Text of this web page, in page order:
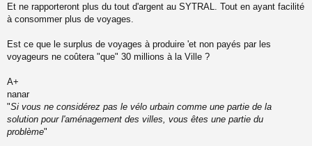
Et ne rapporteront plus du tout d'argent au SYTRAL. Tout en ayant facilité
à consommer plus de voyages.
Est ce que le surplus de voyages à produire 'et non payés par les
voyageurs ne coûtera "que" 30 millions à la Ville ?
A+
nanar
"Si vous ne considérez pas le vélo urbain comme une partie de la
solution pour l'aménagement des villes, vous êtes une partie du
problème"